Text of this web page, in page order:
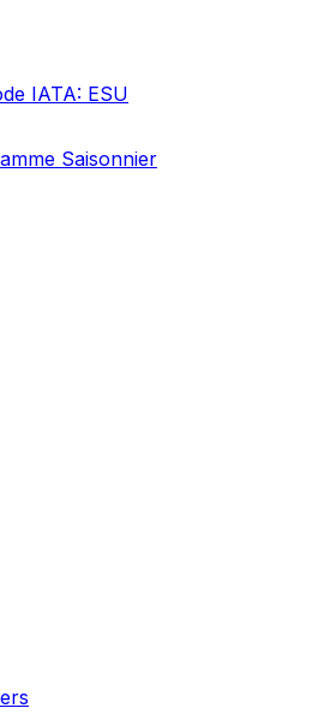
IATA: ESU
Saisonnier